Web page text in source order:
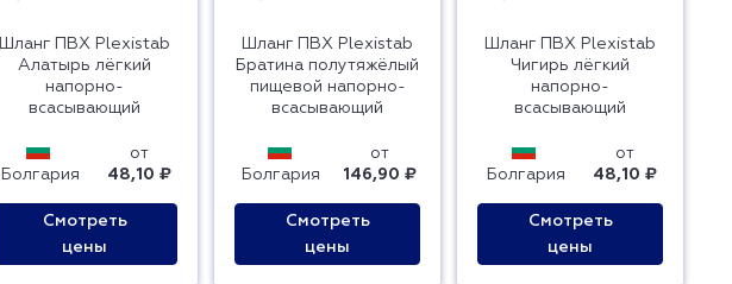
Шланг ПВХ Plexistab
Алатырь лёгкий
напорно-
всасывающий
Болгария
от
48,10 ₽
Смотреть
цены
Шланг ПВХ Plexistab
Братина полутяжёлый
пищевой напорно-
всасывающий
Болгария
от
146,90 ₽
Смотреть
цены
Шланг ПВХ Plexistab
Чигирь лёгкий
напорно-
всасывающий
Болгария
от
48,10 ₽
Смотреть
цены